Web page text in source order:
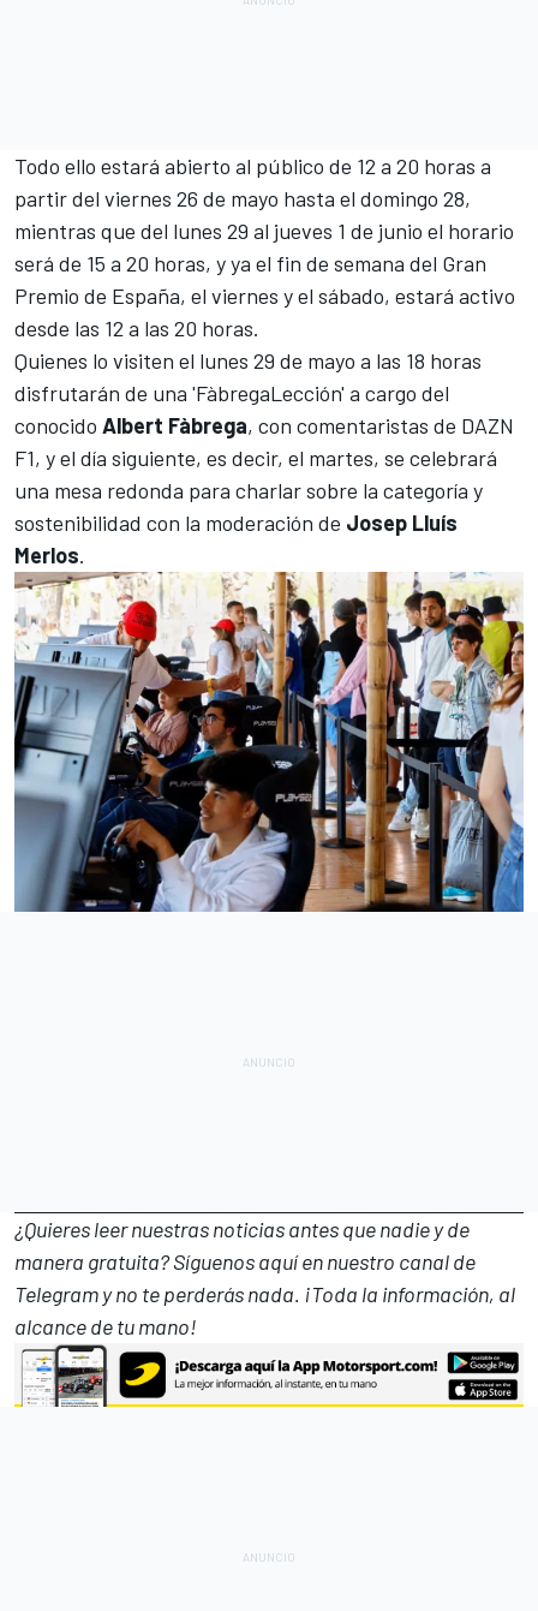
Todo ello estará abierto al público de 12 a 20 horas a
partir del viernes 26 de mayo hasta el domingo 28,
mientras que del lunes 29 al jueves 1 de junio el horario
será de 15 a 20 horas, y ya el fin de semana del Gran
Premio de España, el viernes y el sábado, estará activo
desde las 12 a las 20 horas.
Quienes lo visiten el lunes 29 de mayo a las 18 horas
disfrutarán de una 'FàbregaLección' a cargo del
conocido Albert Fàbrega, con comentaristas de DAZN
F1, y el día siguiente, es decir, el martes, se celebrará
una mesa redonda para charlar sobre la categoría y
sostenibilidad con la moderación de Josep Lluís
Merlos.
¿Quieres leer nuestras noticias antes que nadie y de
manera gratuita? Síguenosaquí en nuestro canal de
Telegramy no te perderás nada. ¡Toda la información, al
alcance de tu mano!